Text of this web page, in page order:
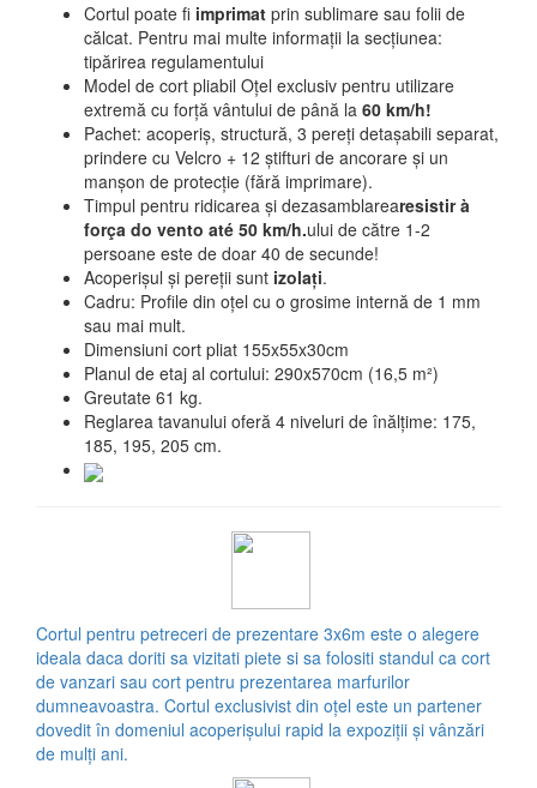
Cortul poate fi imprimat prin sublimare sau folii de
călcat. Pentru mai multe informații la secțiunea:
tipărirea regulamentului
Model de cort pliabil Oțel exclusiv pentru utilizare
extremă cu forță vântului de până la 60 km/h!
Pachet: acoperiș, structură, 3 pereți detașabili separat,
prindere cu Velcro + 12 știfturi de ancorare și un
manșon de protecție (fără imprimare).
Timpul pentru ridicarea și dezasamblarearesistir à
força do vento até 50 km/h.ului de către 1-2
persoane este de doar 40 de secunde!
Acoperișul și pereții sunt izolați.
Cadru: Profile din oțel cu o grosime internă de 1 mm
sau mai mult.
Dimensiuni cort pliat 155x55x30cm
Planul de etaj al cortului: 290x570cm (16,5 m²)
Greutate 61 kg.
Reglarea tavanului oferă 4 niveluri de înălțime: 175,
185, 195, 205 cm.
Cortul pentru petreceri de prezentare 3x6m este o alegere
ideala daca doriti sa vizitati piete si sa folositi standul ca cort
de vanzari sau cort pentru prezentarea marfurilor
dumneavoastra. Cortul exclusivist din oțel este un partener
dovedit în domeniul acoperișului rapid la expoziții și vânzări
de mulți ani.